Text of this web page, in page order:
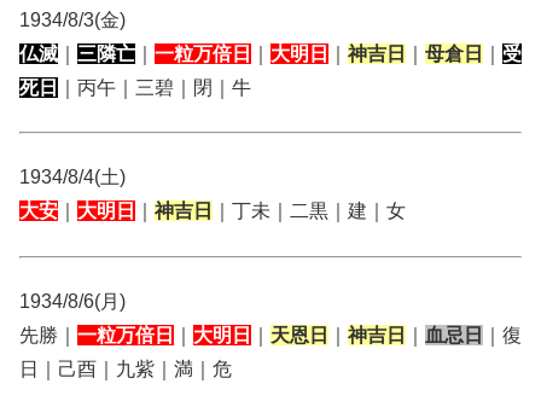
1934/8/3(金)
仏滅
三隣亡 一粒万倍日 大明日 神吉日 母倉日
受
死日
｜丙午｜三碧｜閉｜牛
1934/8/4(土)
大安
大明日 神吉日 ｜丁未｜二黒｜建｜女
1934/8/6(月)
先勝｜ 一粒万倍日 大明日 天恩日 神吉日 血忌日
｜復
日｜己酉｜九紫｜満｜危